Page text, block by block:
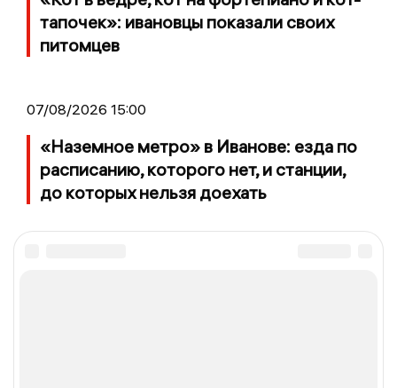
тапочек»: ивановцы показали своих
питомцев
07/08/2026 15:00
«Наземное метро» в Иванове: езда по
расписанию, которого нет, и станции,
до которых нельзя доехать